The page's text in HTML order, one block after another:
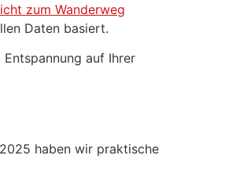
zum Wanderweg
Daten basiert.
auf Ihrer
haben wir praktische